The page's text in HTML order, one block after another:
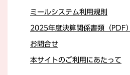
ミールシステム利用規則
2025年度決算関係書類（PDF）
お問合せ
本サイトのご利用にあたって